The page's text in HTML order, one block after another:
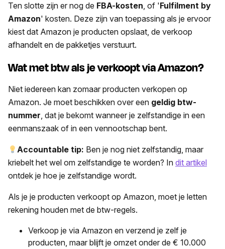
Ten slotte zijn er nog de FBA-kosten, of 'Fulfilment by
Amazon' kosten. Deze zijn van toepassing als je ervoor
kiest dat Amazon je producten opslaat, de verkoop
afhandelt en de pakketjes verstuurt.
Wat met btw als je verkoopt via Amazon?
Niet iedereen kan zomaar producten verkopen op
Amazon. Je moet beschikken over een geldig btw-
nummer, dat je bekomt wanneer je zelfstandige in een
eenmanszaak of in een vennootschap bent.
Accountable tip: Ben je nog niet zelfstandig, maar
kriebelt het wel om zelfstandige te worden? In dit artikel
ontdek je hoe je zelfstandige wordt.
Als je je producten verkoopt op Amazon, moet je letten
rekening houden met de btw-regels.
Verkoop je via Amazon en verzend je zelf je
producten, maar blijft je omzet onder de € 10.000